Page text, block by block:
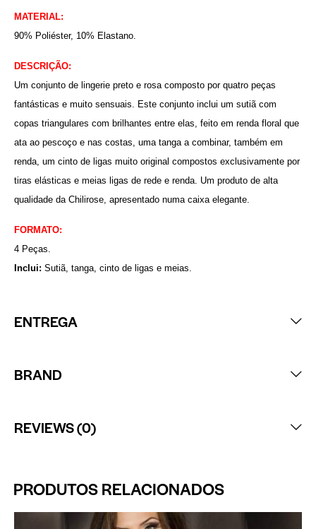
MATERIAL:
90% Poliéster, 10% Elastano.
DESCRIÇÃO:
Um conjunto de lingerie preto e rosa composto por quatro peças
fantásticas e muito sensuais. Este conjunto inclui um sutiã com
copas triangulares com brilhantes entre elas, feito em renda floral que
ata ao pescoço e nas costas, uma tanga a combinar, também em
renda, um cinto de ligas muito original compostos exclusivamente por
tiras elásticas e meias ligas de rede e renda. Um produto de alta
qualidade da Chilirose, apresentado numa caixa elegante.
FORMATO:
4 Peças.
Inclui: Sutiã, tanga, cinto de ligas e meias.
ENTREGA
BRAND
REVIEWS (0)
PRODUTOS RELACIONADOS